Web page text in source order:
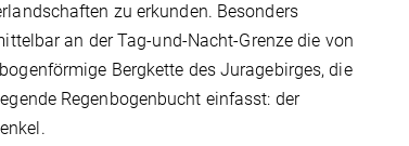
zu erkunden. Besonders
an der Tag-und-Nacht-Grenze die von
Bergkette des Juragebirges, die
Regenbogenbucht einfasst: der